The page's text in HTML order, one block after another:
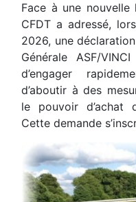
Face à une
CFDT a adressé,
2026, une
Générale ASF/
d’engager
d’aboutir à des
le pouvoir d’achat
Cette demande